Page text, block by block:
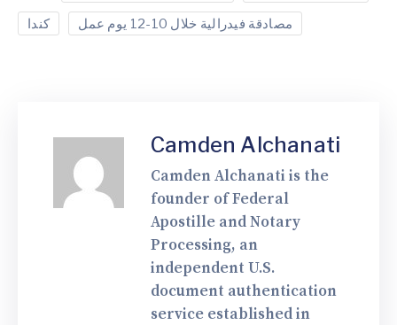
كندا مصادقة فيدرالية خلال 10-12 يوم عمل
Camden Alchanati
Camden Alchanati is the
founder of Federal
Apostille and Notary
Processing, an
independent U.S.
document authentication
service established in